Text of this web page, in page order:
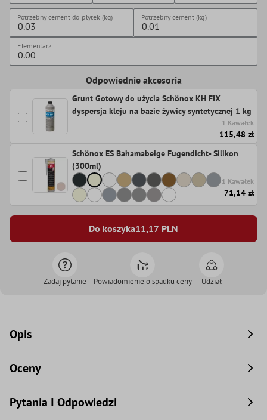
Potrzebny cement do płytek (kg) Potrzebny cement (kg)
Elementarz
Odpowiednie akcesoria
Grunt Gotowy do użycia Schönox KH FIX
dyspersja kleju na bazie żywicy syntetycznej 1 kg
1 Kawałek
115,48 zł
Schönox ES Bahamabeige Fugendicht- Silikon
(300ml)
1 Kawałek
71,14 zł
Do koszyka11,17 PLN
Zadaj pytanie Powiadomienie o spadku ceny Udział
Opis
Oceny
Pytania I Odpowiedzi